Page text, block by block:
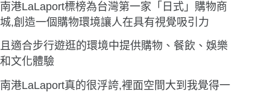
南港LaLaport標榜為台灣第一家「日式」購物商
城,創造一個購物環境讓人在具有視覺吸引力
且適合步行遊逛的環境中提供購物、餐飲、娛樂
和文化體驗
南港LaLaport真的很浮誇,裡面空間大到我覺得一